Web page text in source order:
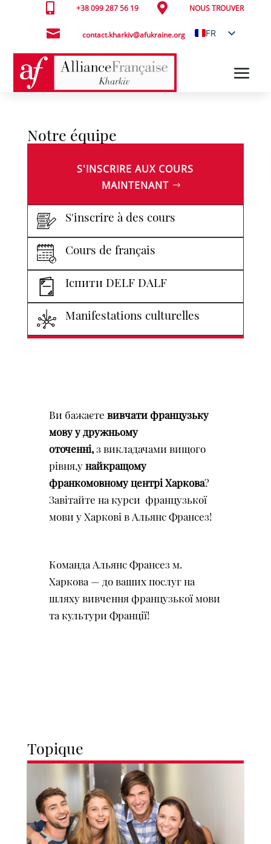
 +38 099 287 56 19  NOUS TROUVER
 contact.kharkiv@afukraine.org
FR
Notre équipe
S'INSCRIRE AUX COURS
MAINTENANT
S'inscrire à des cours
Cours de français
Іспити DELF DALF
Manifestations culturelles
Ви бажаєте вивчати французьку
мову у дружньому
оточенні,з викладачами вищого
рівня,унайкращому
франкомовному центрі Харкова?
Завітайте на курси французької
мови у Харкові в Альянс Франсез!
Команда Альянс Франсез м.
Харкова — до ваших послуг на
шляху вивчення французької мови
та культури Франції!
Topique